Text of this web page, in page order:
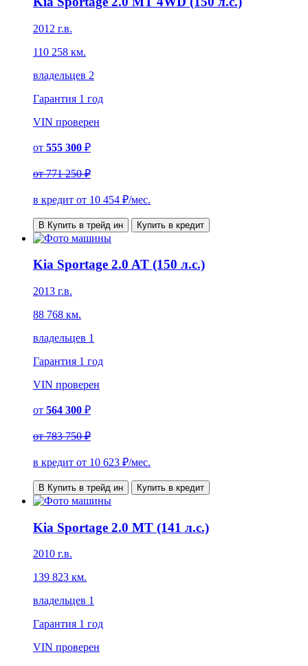
2012 г.в.
110 258 км.
владельцев 2
Гарантия 1 год
VIN проверен
от 555 300 ₽
от771 250 ₽
в кредит от 10 454 ₽/мес.
В Купить в трейд ин Купить в кредит
Kia Sportage 2.0 AT (150 л.с.)
2013 г.в.
88 768 км.
владельцев 1
Гарантия 1 год
VIN проверен
от 564 300 ₽
от783 750 ₽
в кредит от 10 623 ₽/мес.
В Купить в трейд ин Купить в кредит
Kia Sportage 2.0 MT (141 л.с.)
2010 г.в.
139 823 км.
владельцев 1
Гарантия 1 год
VIN проверен